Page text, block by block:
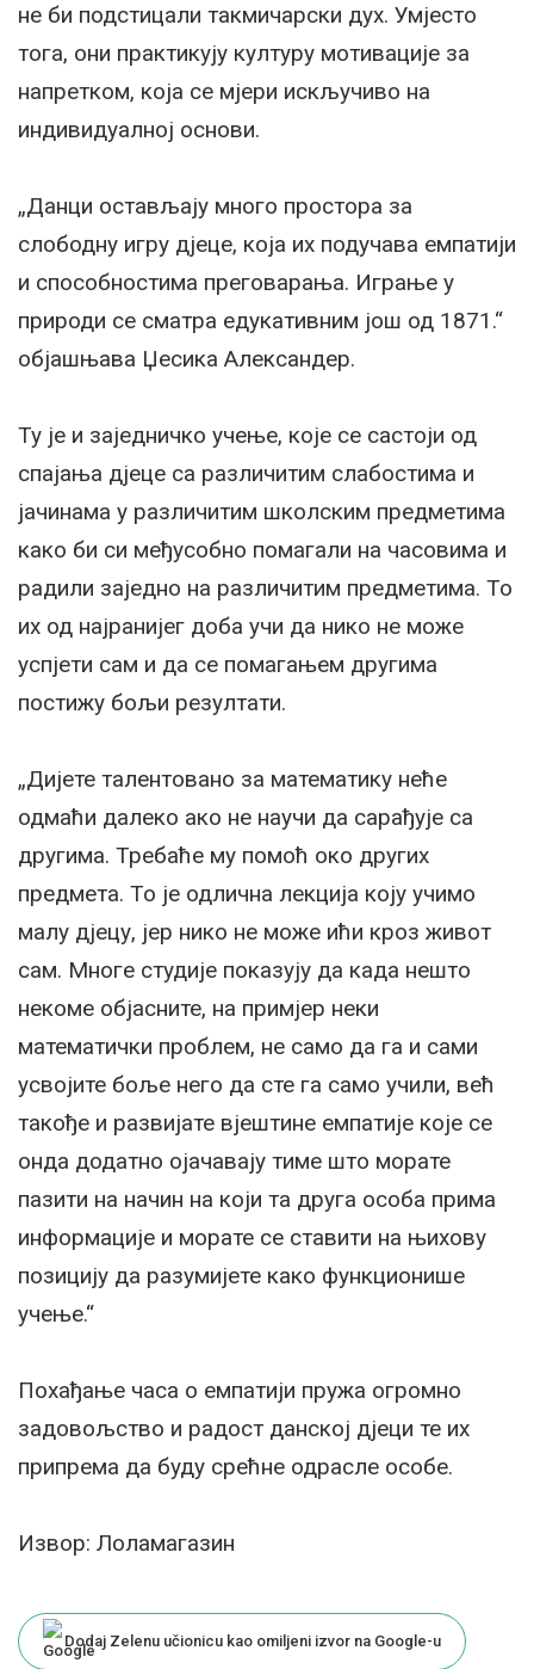
не би подстицали такмичарски дух. Умјесто
тога, они практикују културу мотивације за
напретком, која се мјери искључиво на
индивидуалној основи.
„Данци остављају много простора за
слободну игру дјеце, која их подучава емпатији
и способностима преговарања. Играње у
природи се сматра едукативним још од 1871.“
објашњава Џесика Александер.
Ту је и заједничко учење, које се састоји од
спајања дјеце са различитим слабостима и
јачинама у различитим школским предметима
како би си међусобно помагали на часовима и
радили заједно на различитим предметима. То
их од најранијег доба учи да нико не може
успјети сам и да се помагањем другима
постижу бољи резултати.
„Дијете талентовано за математику неће
одмаћи далеко ако не научи да сарађује са
другима. Требаће му помоћ око других
предмета. То је одлична лекција коју учимо
малу дјецу, јер нико не може ићи кроз живот
сам. Многе студије показују да када нешто
некоме објасните, на примјер неки
математички проблем, не само да га и сами
усвојите боље него да сте га само учили, већ
такође и развијате вјештине емпатије које се
онда додатно ојачавају тиме што морате
пазити на начин на који та друга особа прима
информације и морате се ставити на њихову
позицију да разумијете како функционише
учење.“
Похађање часа о емпатији пружа огромно
задовољство и радост данској дјеци те их
припрема да буду срећне одрасле особе.
Извор: Лоламагазин
Dodaj Zelenu učionicu kao omiljeni izvor na Google-u